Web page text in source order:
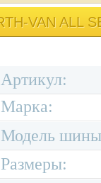
VAN ALL
Артикул:
Марка:
Модель
Размеры: